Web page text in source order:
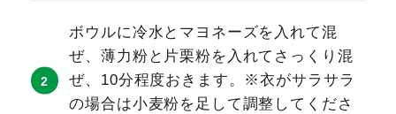
ボウルに冷水とマヨネーズを入れて混
ぜ、薄力粉と片栗粉を入れてさっくり混
ぜ、10分程度おきます。※衣がサラサラ
の場合は小麦粉を足して調整してくださ